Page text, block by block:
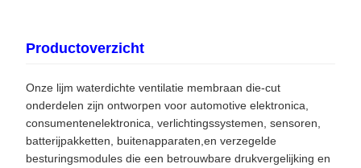
Productoverzicht
Onze lijm waterdichte ventilatie membraan die-cut
onderdelen zijn ontworpen voor automotive elektronica,
consumentenelektronica, verlichtingssystemen, sensoren,
batterijpakketten, buitenapparaten,en verzegelde
besturingsmodules die een betrouwbare drukvergelijking en